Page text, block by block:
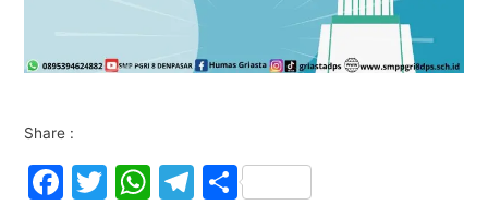
Share :
F
T
W T S